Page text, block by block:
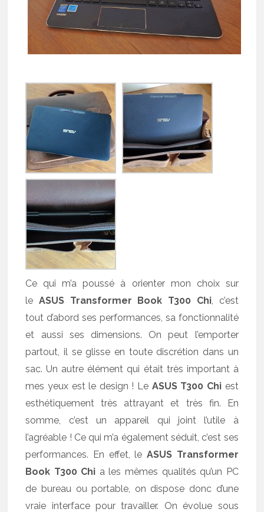
Ce qui m’a poussé à orienter mon choix sur
leASUS Transformer Book T300 Chi, c’est
tout d’abord ses performances, sa fonctionnalité
et aussi ses dimensions. On peut l’emporter
partout, il se glisse en toute discrétion dans un
sac. Un autre élément qui était très important à
mes yeux est le design ! Le ASUS T300 Chiest
esthétiquement très attrayant et très fin. En
somme, c’est un appareil qui joint l’utile à
l’agréable ! Ce qui m’a également séduit, c’est ses
performances. En effet, le ASUS Transformer
Book T300 Chi a les mêmes qualités qu’un PC
de bureau ou portable, on dispose donc d’une
vraie interface pour travailler. On évolue sous